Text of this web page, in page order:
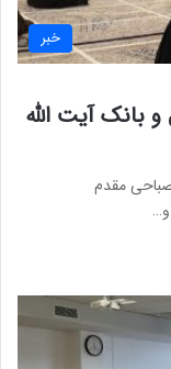
خبر
بانک آیت الله
مقدم